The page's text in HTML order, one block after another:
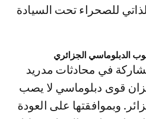
للصحراء تحت السيادة
الدبلوماسي الجزائري
في محادثات مدريد
قوى دبلوماسي لا يصب
وبموافقتها على العودة